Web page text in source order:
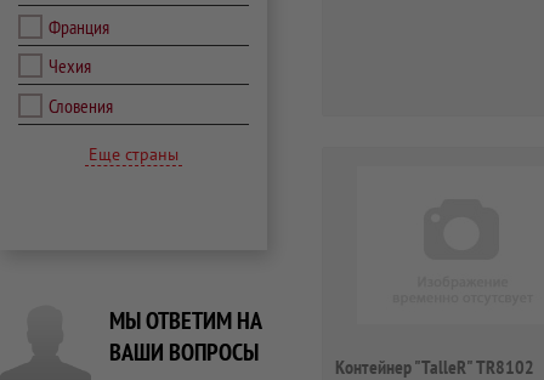
Франция
Чехия
Словения
Еще страны
МЫ ОТВЕТИМ НА
ВАШИ ВОПРОСЫ
Контейнер "TalleR" TR8102